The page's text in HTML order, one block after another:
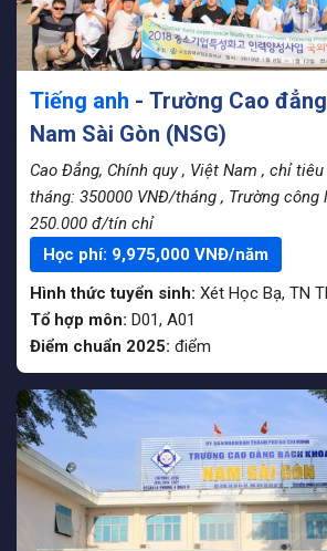
Tiếng anh - Trường Cao
Nam Sài Gòn (NSG)
Cao Đẳng, Chính quy , Việt Nam , chỉ tiêu
tháng: 350000 VNĐ/tháng , Trường công
250.000 đ/tín chỉ
Học phí: 9,975,000 VNĐ/năm
Hình thức tuyển sinh: Xét Học Bạ, TN
Tổ hợp môn: D01, A01
Điểm chuẩn 2025: điểm